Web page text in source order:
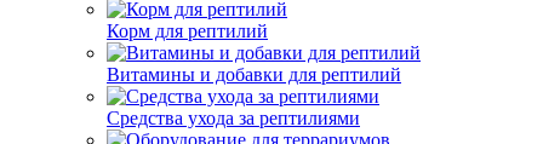
Корм для рептилий
Витамины и добавки для рептилий
Средства ухода за рептилиями